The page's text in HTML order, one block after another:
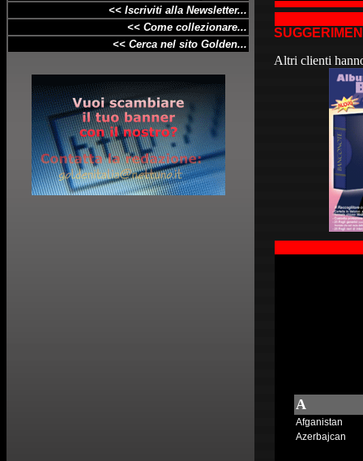
<< Iscriviti alla Newsletter...
<< Come collezionare...
<< Cerca nel sito Golden...
Altri clienti
A
Afganistan
Azerbajcan